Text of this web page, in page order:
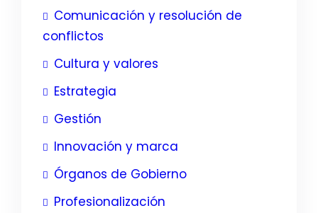
Comunicación y resolución de
conflictos
Cultura y valores
Estrategia
Gestión
Innovación y marca
Órganos de Gobierno
Profesionalización